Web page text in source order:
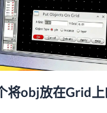
将obj放在Grid